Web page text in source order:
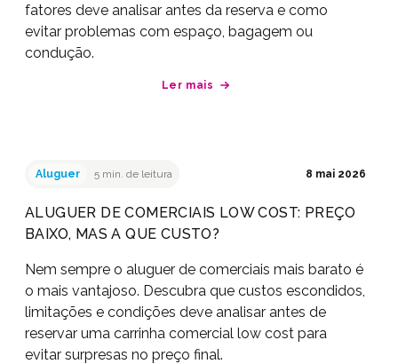
fatores deve analisar antes da reserva e como
evitar problemas com espaço, bagagem ou
condução.
Ler mais
Aluguer 5 min. de leitura 8 mai 2026
ALUGUER DE COMERCIAIS LOW COST: PREÇO
BAIXO, MAS A QUE CUSTO?
Nem sempre o aluguer de comerciais mais barato é
o mais vantajoso. Descubra que custos escondidos,
limitações e condições deve analisar antes de
reservar uma carrinha comercial low cost para
evitar surpresas no preço final.